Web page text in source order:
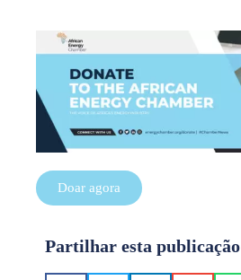
Doar agora
Partilhar esta publicação